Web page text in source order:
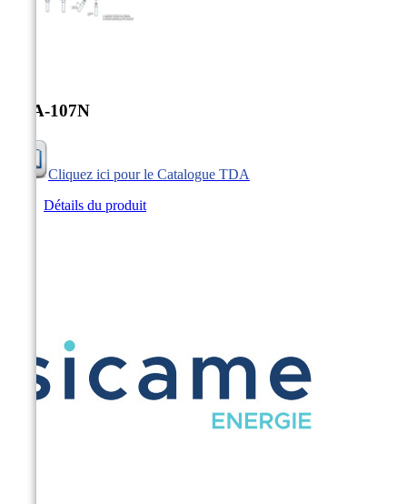
TDA-107N
Cliquez ici pour le Catalogue TDA
Détails du produit